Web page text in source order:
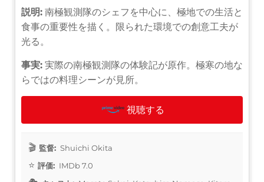
説明: 南極観測隊のシェフを中心に、極地での生活と
食事の重要性を描く。限られた環境での創意工夫が
光る。
事実: 実際の南極観測隊の体験記が原作。極寒の地な
らではの料理シーンが見所。
視聴する
監督: Shuichi Okita
評価: IMDb 7.0